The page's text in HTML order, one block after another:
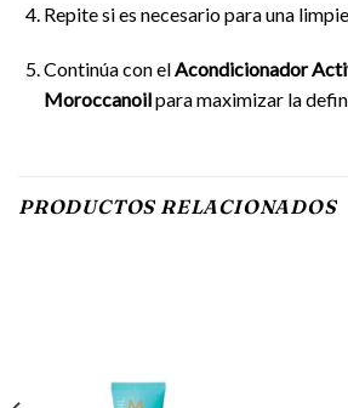
Repite si es necesario para una
Continúa con elAcondicionador
Moroccanoilpara maximizar la
PRODUCTOS RELACIONADOS